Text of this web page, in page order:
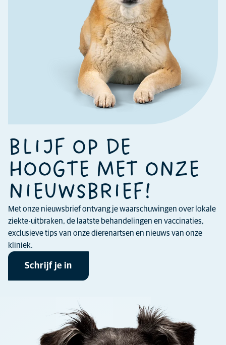
BLIJF OP DE
HOOGTE MET ONZE
NIEUWSBRIEF!
Met onze nieuwsbrief ontvang je waarschuwingen over lokale
ziekte-uitbraken, de laatste behandelingen en vaccinaties,
exclusieve tips van onze dierenartsen en nieuws van onze
kliniek.
Schrijf je in